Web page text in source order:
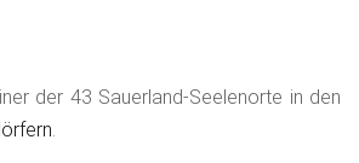
der 43 Sauerland-Seelenorte in den